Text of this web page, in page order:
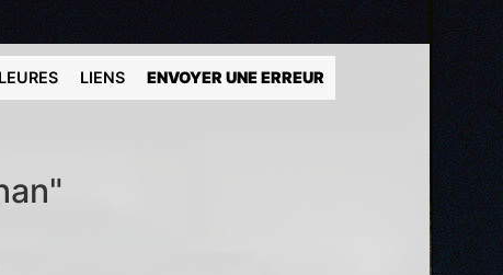
LIENS ENVOYER UNE ERREUR